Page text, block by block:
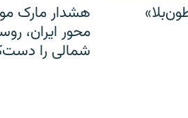
هشدار مارک
محور ایران،
شمالی را